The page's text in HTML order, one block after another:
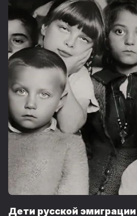
Дети русской эмиграции